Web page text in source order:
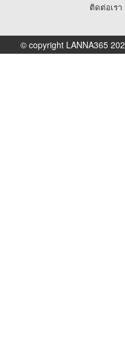
ติดต่อเรา
© copyright LANNA365